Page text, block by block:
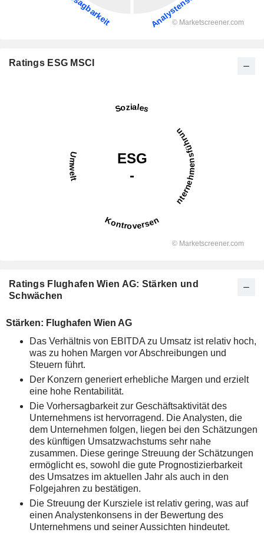
Ratings ESG MSCI
Ratings Flughafen Wien AG: Stärken und
Schwächen
Stärken: Flughafen Wien AG
Das Verhältnis von EBITDA zu Umsatz ist relativ hoch,
was zu hohen Margen vor Abschreibungen und
Steuern führt.
Der Konzern generiert erhebliche Margen und erzielt
eine hohe Rentabilität.
Die Vorhersagbarkeit zur Geschäftsaktivität des
Unternehmens ist hervorragend. Die Analysten, die
dem Unternehmen folgen, liegen bei den Schätzungen
des künftigen Umsatzwachstums sehr nahe
zusammen. Diese geringe Streuung der Schätzungen
ermöglicht es, sowohl die gute Prognostizierbarkeit
des Umsatzes im aktuellen Jahr als auch in den
Folgejahren zu bestätigen.
Die Streuung der Kursziele ist relativ gering, was auf
einen Analystenkonsens in der Bewertung des
Unternehmens und seiner Aussichten hindeutet.